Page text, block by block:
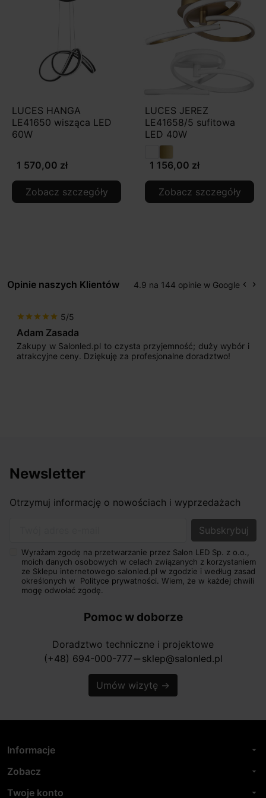
LUCES HANGA
LE41650 wisząca LED
60W
1 570,00 zł
Zobacz szczegóły
LUCES JEREZ
LE41658/5 sufitowa
LED 40W
1 156,00 zł
Zobacz szczegóły
Opinie naszych Klientów 4.9 na 144 opinie w Google keyboard_arrow_left keyboard_arrow_right
star star star star star 5/5
Adam Zasada
Zakupy w Salonled.pl to czysta przyjemność; duży wybór i
atrakcyjne ceny. Dziękuję za profesjonalne doradztwo!
Newsletter
Otrzymuj informację o nowościach i wyprzedażach
Wyrażam zgodę na przetwarzanie przez Salon LED Sp. z o.o.,
moich danych osobowych w celach związanych z korzystaniem
ze Sklepu internetowego salonled.pl w zgodzie i według zasad
określonych w Polityce prywatności. Wiem, że w każdej chwili
mogę odwołać zgodę.
Pomoc w doborze
Doradztwo techniczne i projektowe
(+48) 694-000-777 horizontal_rule sklep@salonled.pl
Umów wizytę →
Informacje arrow_drop_down
Zobacz arrow_drop_down
Twoje konto arrow_drop_down